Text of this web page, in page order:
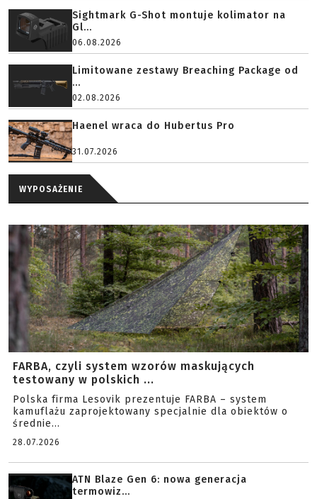
Sightmark G-Shot montuje kolimator na
Gl...
06.08.2026
Limitowane zestawy Breaching Package od
...
02.08.2026
Haenel wraca do Hubertus Pro
31.07.2026
WYPOSAŻENIE
FARBA, czyli system wzorów maskujących
testowany w polskich ...
Polska firma Lesovik prezentuje FARBA – system
kamuflażu zaprojektowany specjalnie dla obiektów o
średnie...
28.07.2026
ATN Blaze Gen 6: nowa generacja
termowiz...